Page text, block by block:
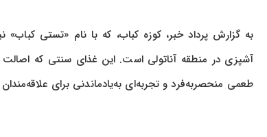
به گزارش پرداد خبر، کوزه‌ کباب، که با نام «تستی
آشپزی در منطقه آناتولی است. این غذای سنتی که اصالت
طعمی منحصربه‌فرد و تجربه‌ای به‌یادماندنی برای